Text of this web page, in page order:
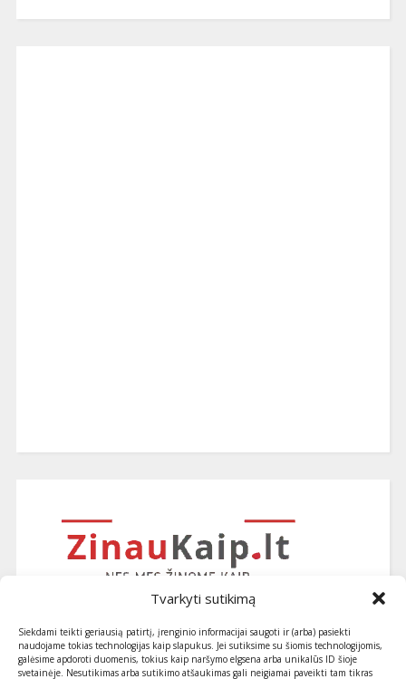
Tvarkyti sutikimą
Siekdami teikti geriausią patirtį, įrenginio informacijai saugoti ir (arba) pasiekti
naudojame tokias technologijas kaip slapukus. Jei sutiksime su šiomis technologijomis,
galėsime apdoroti duomenis, tokius kaip naršymo elgsena arba unikalūs ID šioje
svetainėje. Nesutikimas arba sutikimo atšaukimas gali neigiamai paveikti tam tikras